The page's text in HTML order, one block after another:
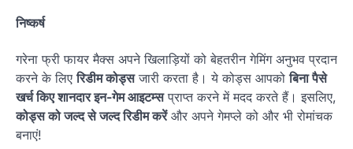
निष्कर्ष
गरेना फ्री फायर मैक्स अपने खिलाड़ियों को बेहतरीन गेमिंग अनुभव प्रदान
करने के लिएरिडीम कोड्सजारी करता है। ये कोड्स आपकोबिना पैसे
खर्च किए शानदार इन-गेम आइटम्सप्राप्त करने में मदद करते हैं। इसलिए,
कोड्स को जल्द से जल्द रिडीम करेंऔर अपने गेमप्ले को और भी रोमांचक
बनाएं!